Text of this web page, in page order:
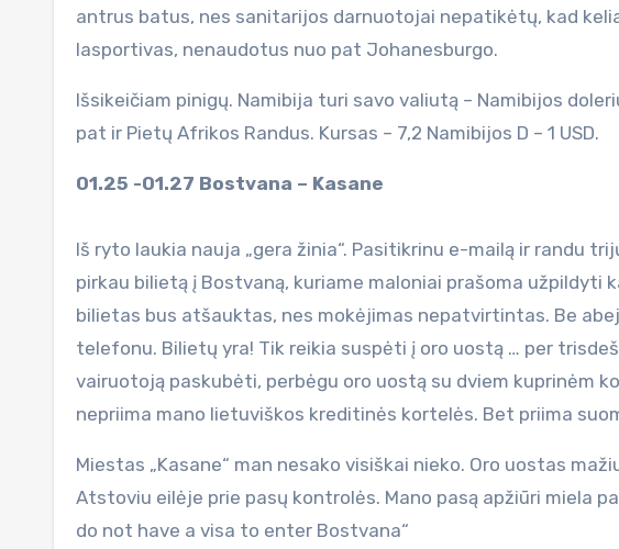
antrus batus, nes sanitarijos darnuotojai nepatikėtų, kad
lasportivas, nenaudotus nuo pat Johanesburgo.
Išsikeičiam pinigų. Namibija turi savo valiutą – Namibijos
pat ir Pietų Afrikos Randus. Kursas – 7,2 Namibijos D – 1 USD.
01.25 -01.27 Bostvana – Kasane
Iš ryto laukia nauja „gera žinia“. Pasitikrinu e-mailą ir randu
pirkau bilietą į Bostvaną, kuriame maloniai prašoma užpildyti
bilietas bus atšauktas, nes mokėjimas nepatvirtintas. Be
telefonu. Bilietų yra! Tik reikia suspėti į oro uostą … per
vairuotoją paskubėti, perbėgu oro uostą su dviem kuprinėm
nepriima mano lietuviškos kreditinės kortelės. Bet priima
Miestas „Kasane“ man nesako visiškai nieko. Oro uostas
Atstoviu eilėje prie pasų kontrolės. Mano pasą apžiūri miela
do not have a visa to enter Bostvana“